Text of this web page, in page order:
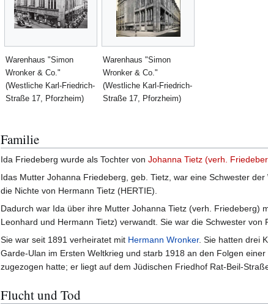
Warenhaus "Simon
Wronker & Co."
(Westliche Karl-Friedrich-
Straße 17, Pforzheim)
Warenhaus "Simon
Wronker & Co."
(Westliche Karl-Friedrich-
Straße 17, Pforzheim)
Familie
Ida Friedeberg wurde als Tochter von Johanna Tietz (verh.
Idas Mutter Johanna Friedeberg, geb. Tietz, war eine Schwester
die Nichte von Hermann Tietz (HERTIE).
Dadurch war Ida über ihre Mutter Johanna Tietz (verh. Friedeberg)
Leonhard und Hermann Tietz) verwandt. Sie war die Schwester von
Sie war seit 1891 verheiratet mit Hermann Wronker. Sie hatten drei
Garde-Ulan im Ersten Weltkrieg und starb 1918 an den Folgen
zugezogen hatte; er liegt auf dem Jüdischen Friedhof Rat-Beil-
Flucht und Tod